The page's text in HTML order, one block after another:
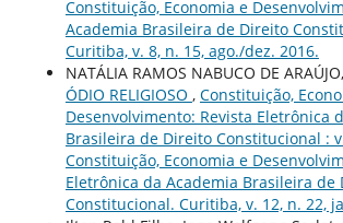
Constituição, Economia e
Academia Brasileira de Direito
Curitiba, v. 8, n. 15, ago./dez. 2016.
NATÁLIA RAMOS NABUCO DE ARAÚJO,
ÓDIO RELIGIOSO , Constituição,
Desenvolvimento: Revista Eletrônica
Brasileira de Direito Constitucional :
Constituição, Economia e
Eletrônica da Academia Brasileira de
Constitucional. Curitiba, v. 12, n. 22,